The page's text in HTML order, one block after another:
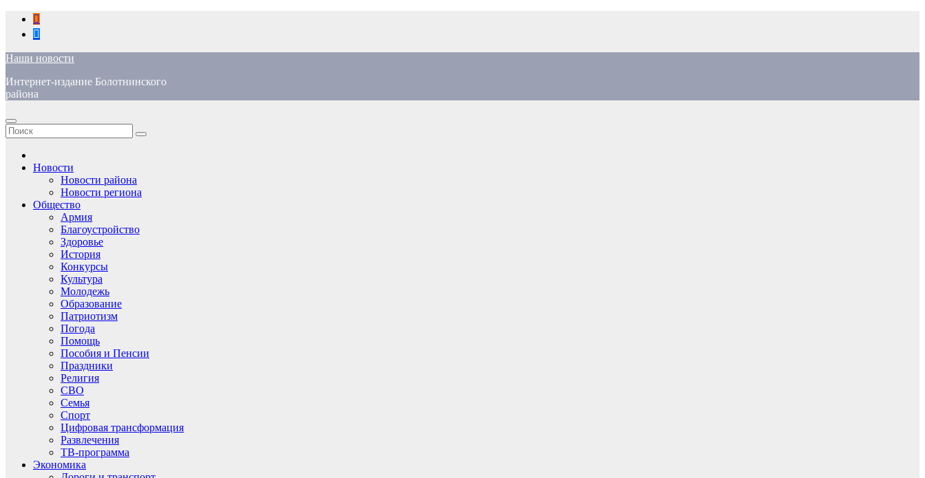
Перейти
содержимому
Наши новости
Интернет-издание Болотнинского
района
Новости
Новости района
Новости региона
Общество
Армия
Благоустройство
Здоровье
История
Конкурсы
Культура
Молодежь
Образование
Патриотизм
Погода
Помощь
Пособия и Пенсии
Праздники
Религия
СВО
Семья
Спорт
Цифровая трансформация
Развлечения
ТВ-программа
Экономика